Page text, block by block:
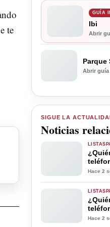
te
GUÍA
Ibi
Abrir
Parque
Abrir
SIGUE LA
Noticias
Hace 2
Hace 2